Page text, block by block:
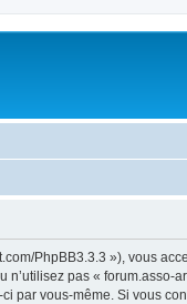
PhpBB3.3.3 »), vous
pas « forum.asso-
par vous-même. Si vous